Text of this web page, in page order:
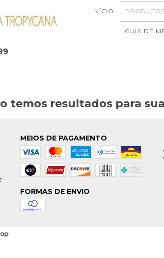
INÍCIO PRODUTOS
GUIA DE
temos resultados para
MEIOS DE PAGAMENTO
FORMAS DE ENVIO